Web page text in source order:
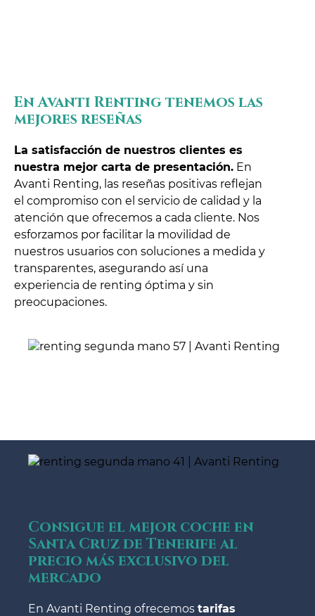
En Avanti Renting tenemos las
mejores reseñas
La satisfacción de nuestros clientes es
nuestra mejor carta de presentación. En
Avanti Renting, las reseñas positivas reflejan
el compromiso con el servicio de calidad y la
atención que ofrecemos a cada cliente. Nos
esforzamos por facilitar la movilidad de
nuestros usuarios con soluciones a medida y
transparentes, asegurando así una
experiencia de renting óptima y sin
preocupaciones.
Consigue el mejor coche en
Santa Cruz de Tenerife al
precio más exclusivo del
mercado
En Avanti Renting ofrecemos tarifas